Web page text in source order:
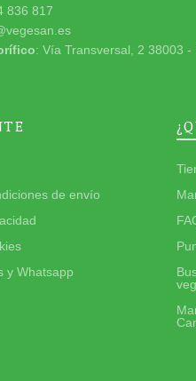
836 817
: Vía Transversal, 2 38003 -
de envío
y Whatsapp